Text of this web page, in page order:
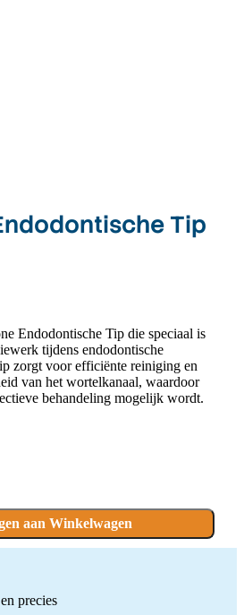
Tip
Endodontische Tip die speciaal is
tijdens endodontische
zorgt voor efficiënte reiniging en
van het wortelkanaal, waardoor
behandeling mogelijk wordt.
aan Winkelwagen
precies